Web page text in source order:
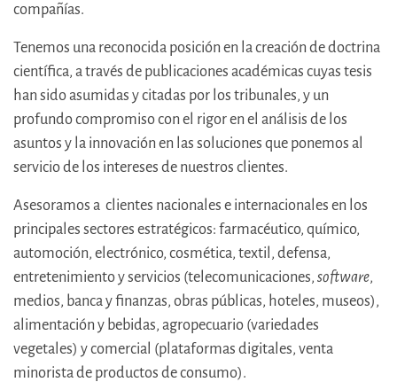
compañías.
Tenemos una reconocida posición en la creación de doctrina
científica, a través de publicaciones académicas cuyas tesis
han sido asumidas y citadas por los tribunales, y un
profundo compromiso con el rigor en el análisis de los
asuntos y la innovación en las soluciones que ponemos al
servicio de los intereses de nuestros clientes.
Asesoramos a clientes nacionales e internacionales en los
principales sectores estratégicos: farmacéutico, químico,
automoción, electrónico, cosmética, textil, defensa,
entretenimiento y servicios (telecomunicaciones, software,
medios, banca y finanzas, obras públicas, hoteles, museos),
alimentación y bebidas, agropecuario (variedades
vegetales) y comercial (plataformas digitales, venta
minorista de productos de consumo).